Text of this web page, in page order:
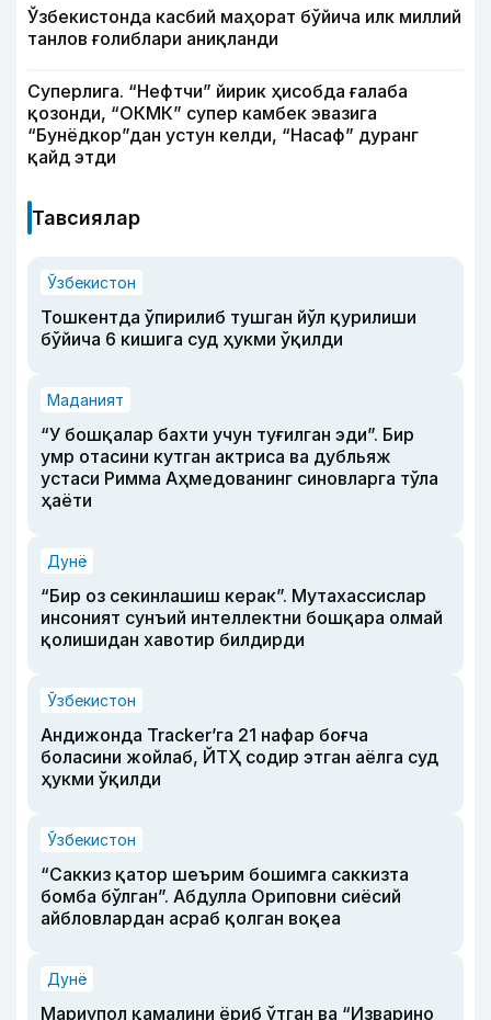
Ўзбекистонда касбий маҳорат бўйича илк миллий
танлов ғолиблари аниқланди
Суперлига. “Нефтчи” йирик ҳисобда ғалаба
қозонди, “ОКМК” супер камбек эвазига
“Бунёдкор”дан устун келди, “Насаф” дуранг
қайд этди
Тавсиялар
Ўзбекистон
Тошкентда ўпирилиб тушган йўл қурилиши
бўйича 6 кишига суд ҳукми ўқилди
Маданият
“У бошқалар бахти учун туғилган эди”. Бир
умр отасини кутган актриса ва дубльяж
устаси Римма Аҳмедованинг синовларга тўла
ҳаёти
Дунё
“Бир оз секинлашиш керак”. Мутахассислар
инсоният сунъий интеллектни бошқара олмай
қолишидан хавотир билдирди
Ўзбекистон
Андижонда Tracker’га 21 нафар боғча
боласини жойлаб, ЙТҲ содир этган аёлга суд
ҳукми ўқилди
Ўзбекистон
“Саккиз қатор шеърим бошимга саккизта
бомба бўлган”. Абдулла Ориповни сиёсий
айбловлардан асраб қолган воқеа
Дунё
Мариупол қамалини ёриб ўтган ва “Изварино